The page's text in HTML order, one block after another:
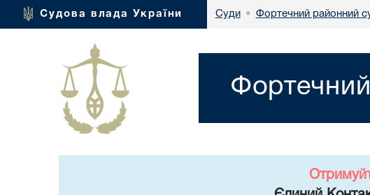
Судова влада України Суди • Фортечний районний